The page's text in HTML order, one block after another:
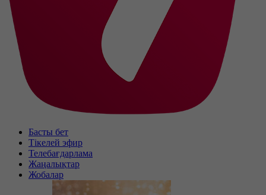
Басты бет
Тікелей эфир
Телебағдарлама
Жаңалықтар
Жобалар